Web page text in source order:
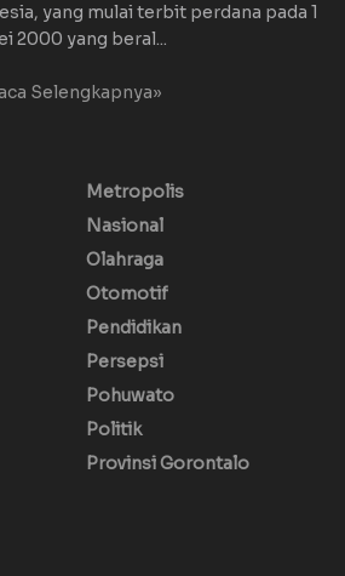
yang mulai terbit perdana pada 1
2000 yang beral...
Selengkapnya»
Metropolis
Nasional
Olahraga
Otomotif
Pendidikan
Persepsi
Pohuwato
Politik
Provinsi Gorontalo